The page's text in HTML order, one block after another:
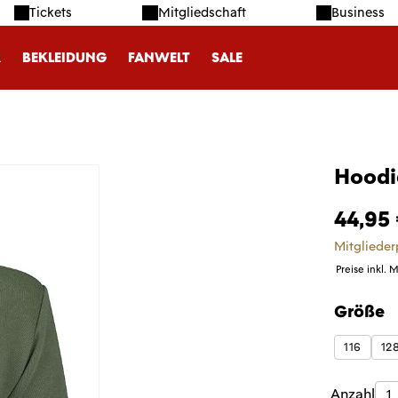
Tickets Mitgliedschaft Business
BEKLEIDUNG FANWELT SALE
44,95
Preise inkl.
Größe
116
Anzahl